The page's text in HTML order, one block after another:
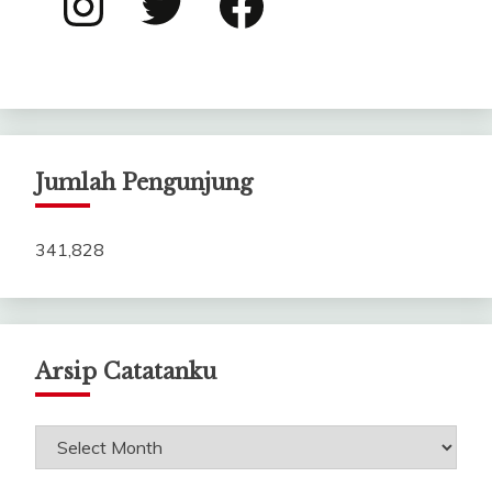
Jumlah Pengunjung
341,828
Arsip Catatanku
Arsip